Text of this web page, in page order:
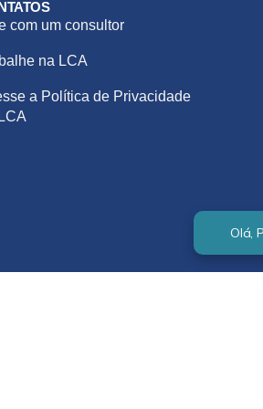
com um consultor
na LCA
a Política de Privacidade